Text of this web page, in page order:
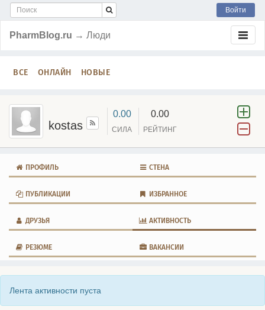
Войти
PharmBlog.ru → Люди
ВСЕ ОНЛАЙН НОВЫЕ
kostas
0.00
СИЛА
0.00
РЕЙТИНГ
ПРОФИЛЬ СТЕНА
ПУБЛИКАЦИИ ИЗБРАННОЕ
ДРУЗЬЯ АКТИВНОСТЬ
РЕЗЮМЕ ВАКАНСИИ
Лента активности пуста